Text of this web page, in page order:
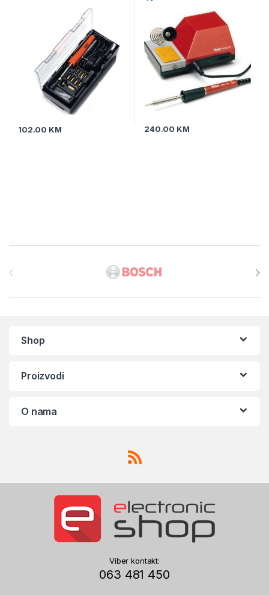
102.00 KM 240.00 KM
Shop
Proizvodi
O nama
Viber kontakt:
063 481 450